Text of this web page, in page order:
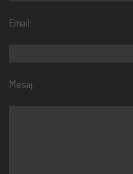
Email:
Mesaj: